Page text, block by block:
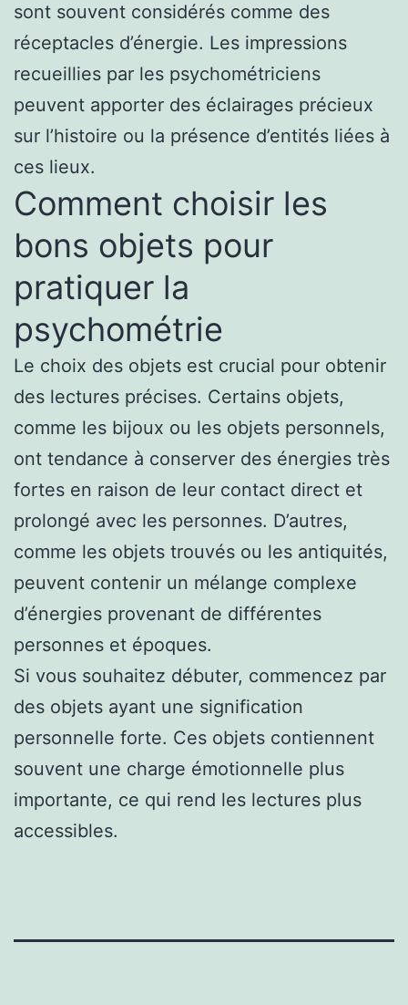
sont souvent considérés comme des
réceptacles d’énergie. Les impressions
recueillies par les psychométriciens
peuvent apporter des éclairages précieux
sur l’histoire ou la présence d’entités liées à
ces lieux.
Comment choisir les
bons objets pour
pratiquer la
psychométrie
Le choix des objets est crucial pour obtenir
des lectures précises. Certains objets,
comme les bijoux ou les objets personnels,
ont tendance à conserver des énergies très
fortes en raison de leur contact direct et
prolongé avec les personnes. D’autres,
comme les objets trouvés ou les antiquités,
peuvent contenir un mélange complexe
d’énergies provenant de différentes
personnes et époques.
Si vous souhaitez débuter, commencez par
des objets ayant une signification
personnelle forte. Ces objets contiennent
souvent une charge émotionnelle plus
importante, ce qui rend les lectures plus
accessibles.